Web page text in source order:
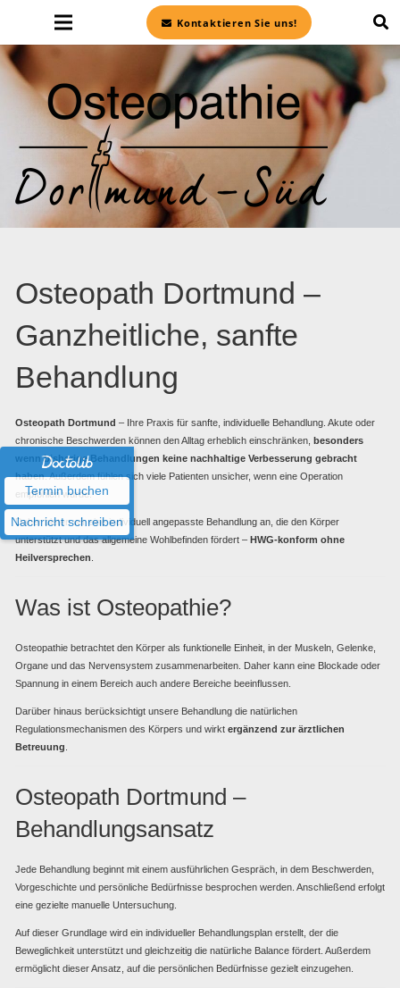
Kontaktieren Sie uns!
Termin buchen
Nachricht schreiben
Osteopath Dortmund –
Ganzheitliche, sanfte
Behandlung
Osteopath Dortmund – Ihre Praxis für sanfte, individuelle Behandlung. Akute oder
chronische Beschwerden können den Alltag erheblich einschränken, besonders
wenn bisherige Behandlungen keine nachhaltige Verbesserung gebracht
haben. Außerdem fühlen sich viele Patienten unsicher, wenn eine Operation
empfohlen wurde.
Daher bieten wir eine individuell angepasste Behandlung an, die den Körper
unterstützt und das allgemeine Wohlbefinden fördert – HWG-konform ohne
Heilversprechen
Was ist Osteopathie?
Osteopathie betrachtet den Körper als funktionelle Einheit, in der Muskeln, Gelenke,
Organe und das Nervensystem zusammenarbeiten. Daher kann eine Blockade oder
Spannung in einem Bereich auch andere Bereiche beeinflussen.
Darüber hinaus berücksichtigt unsere Behandlung die natürlichen
Regulationsmechanismen des Körpers und wirkt ergänzend zur ärztlichen
Betreuung
Osteopath Dortmund –
Behandlungsansatz
Jede Behandlung beginnt mit einem ausführlichen Gespräch, in dem Beschwerden,
Vorgeschichte und persönliche Bedürfnisse besprochen werden. Anschließend erfolgt
eine gezielte manuelle Untersuchung.
Auf dieser Grundlage wird ein individueller Behandlungsplan erstellt, der die
Beweglichkeit unterstützt und gleichzeitig die natürliche Balance fördert. Außerdem
ermöglicht dieser Ansatz, auf die persönlichen Bedürfnisse gezielt einzugehen.